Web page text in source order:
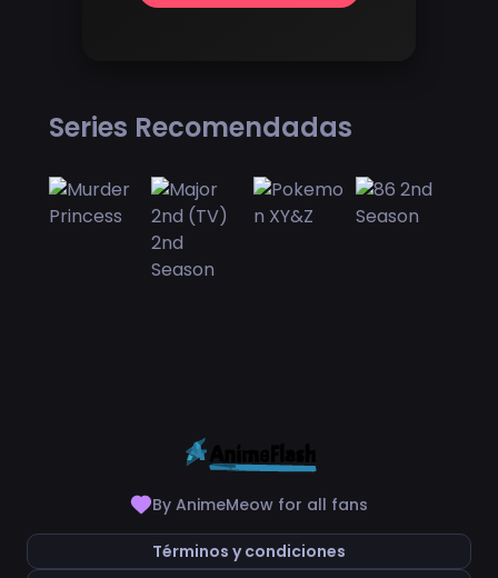
Series Recomendadas
By AnimeMeow for all fans
Términos y condiciones